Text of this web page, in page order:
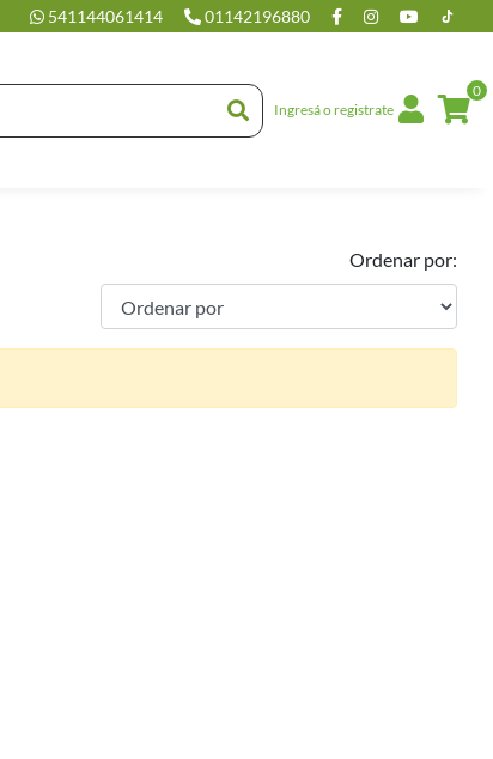
541144061414 01142196880
Ingresá o registrate
0
Ordenar por: